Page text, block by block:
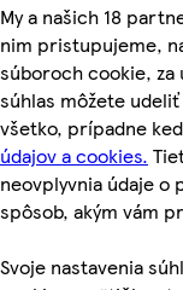
My a našich 18
nim pristupujeme,
súboroch cookie, za
súhlas môžete
všetko, prípadne
údajov a cookies.
neovplyvnia údaje o
spôsob, akým vám
Svoje nastavenia